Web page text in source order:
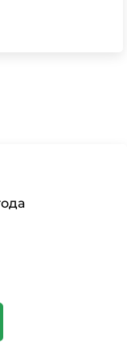
почвы, ручная
с